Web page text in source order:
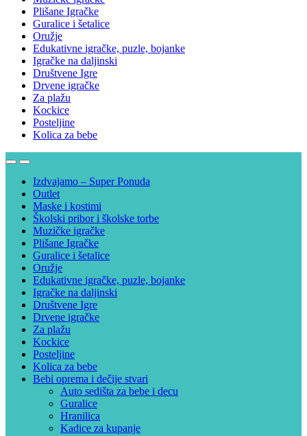
Plišane Igračke
Guralice i šetalice
Oružje
Edukativne igračke, puzle, bojanke
Igračke na daljinski
Društvene Igre
Drvene igračke
Za plažu
Kockice
Posteljine
Kolica za bebe
Izdvajamo – Super Ponuda
Outlet
Maske i kostimi
Školski pribor i školske torbe
Muzičke igračke
Plišane Igračke
Guralice i šetalice
Oružje
Edukativne igračke, puzle, bojanke
Igračke na daljinski
Društvene Igre
Drvene igračke
Za plažu
Kockice
Posteljine
Kolica za bebe
Bebi oprema i dečije stvari
Auto sedišta za bebe i decu
Guralice
Hranilica
Kadice za kupanje